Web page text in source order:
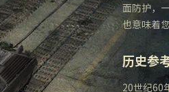
面防护，
也意味着
历史参
20世纪60